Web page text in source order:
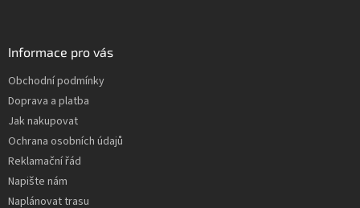
Informace pro vás
Obchodní podmínky
Doprava a platba
Jak nakupovat
Ochrana osobních údajů
Reklamační řád
Napište nám
Naplánovat trasu